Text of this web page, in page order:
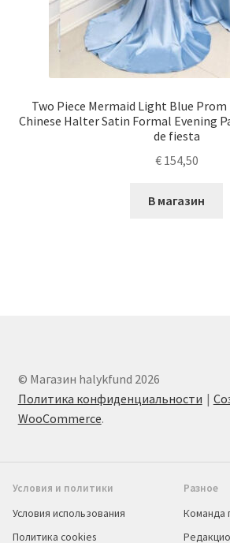
Two Piece Mermaid Light Blue Prom
Chinese Halter Satin Formal Evening
de fiesta
€154,50
В магазин
© Магазин halykfund 2026
Политика конфиденциальности
WooCommerce.
Условия и политики
Условия использования
Политика cookies
Разное
Команда